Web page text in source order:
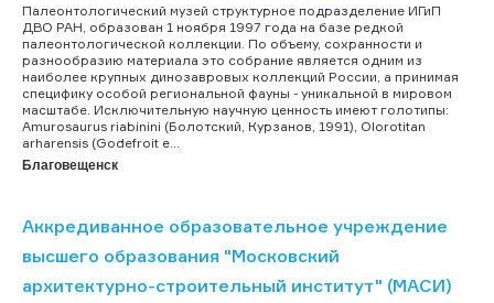
Палеонтологический музей структурное подразделение ИГиП
ДВО РАН, образован 1 ноября 1997 года на базе редкой
палеонтологической коллекции. По объему, сохранности и
разнообразию материала это собрание является одним из
наиболее крупных динозавровых коллекций России, а принимая
специфику особой региональной фауны - уникальной в мировом
масштабе. Исключительную научную ценность имеют голотипы:
Amurosaurus riabinini (Болотский, Курзанов, 1991), Olorotitan
arharensis (Godefroit e...
Благовещенск
Аккредиванное образовательное учреждение
высшего образования "Московский
архитектурно-строительный институт" (МАСИ)